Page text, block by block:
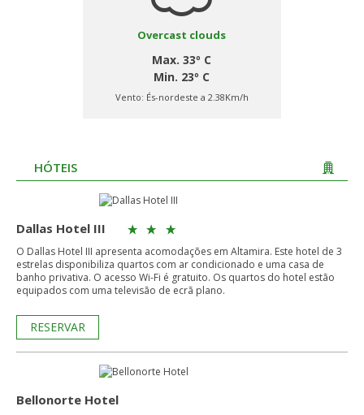
Overcast clouds
Max. 33º C
Min. 23º C
Vento: És-nordeste a 2.38Km/h
HÓTEIS
Dallas Hotel III
O Dallas Hotel III apresenta acomodações em Altamira. Este hotel de 3
estrelas disponibiliza quartos com ar condicionado e uma casa de
banho privativa. O acesso Wi-Fi é gratuito. Os quartos do hotel estão
equipados com uma televisão de ecrã plano.
RESERVAR
Bellonorte Hotel